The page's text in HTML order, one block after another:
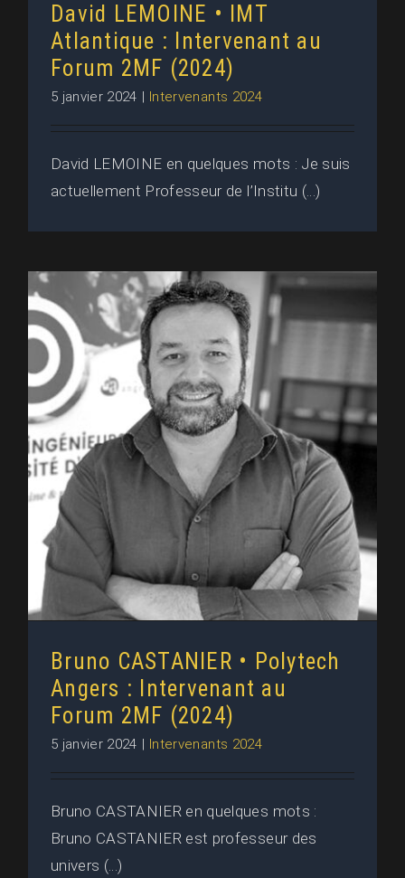
David LEMOINE • IMT
Atlantique : Intervenant au
Forum 2MF (2024)
5 janvier 2024 Intervenants 2024
David LEMOINE en quelques mots : Je suis
actuellement Professeur de l’Institu (...)
Bruno CASTANIER • Polytech
Angers : Intervenant au Forum
2MF (2024)
Bruno CASTANIER • Polytech
Angers : Intervenant au
Forum 2MF (2024)
5 janvier 2024 Intervenants 2024
Bruno CASTANIER en quelques mots :
Bruno CASTANIER est professeur des
univers (...)